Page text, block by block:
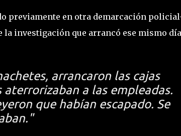
previamente en otra demarcación
la investigación que arrancó ese mismo
arrancaron las cajas
a las empleadas.
que habían escapado. Se